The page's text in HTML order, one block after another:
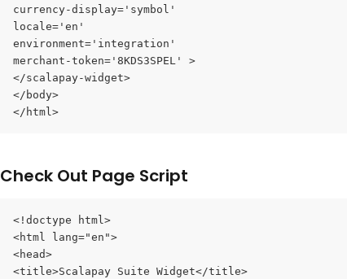
currency-display='symbol'
locale='en'
environment='integration'
merchant-token='8KDS3SPEL' >
</scalapay-widget>
</body>
</html>
Check Out Page Script
<!doctype html>
<html lang="en">
<head>
<title>Scalapay Suite Widget</title>